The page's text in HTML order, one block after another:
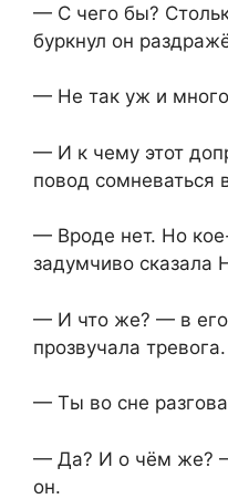
— С чего бы?
буркнул он
— Не так уж и
— И к чему этот
повод сомневаться
— Вроде нет. Но
задумчиво сказала
— И что же? — в его
прозвучала тревога.
— Ты во сне
— Да? И о чём же?
он.